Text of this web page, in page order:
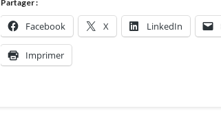
Partager :
Facebook X LinkedIn
Imprimer